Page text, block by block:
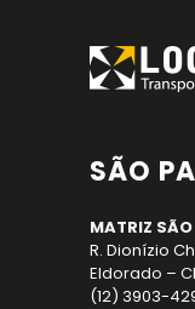
SÃO
MATRIZ
R. Dionízio
Eldorado –
(12) 3903-